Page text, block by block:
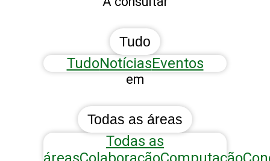
Tudo
TudoNotíciasEventos
em
Todas as áreas
Todas as